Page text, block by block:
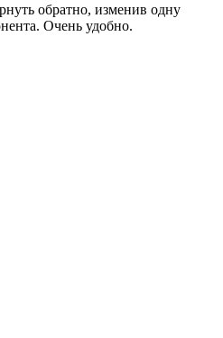
обратно, изменив одну
Очень удобно.